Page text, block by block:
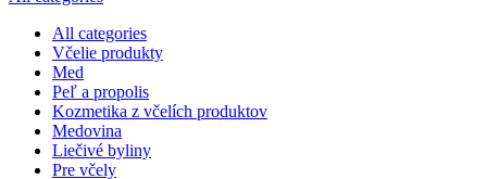
All categories
Včelie produkty
Med
Peľ a propolis
Kozmetika z včelích produktov
Medovina
Liečivé byliny
Pre včely